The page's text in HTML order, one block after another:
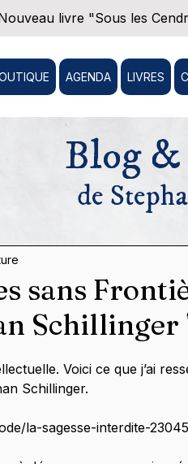
livre "Sous les
AGENDA LIVRES
Blog &
de
sans
Schillinger
Voici ce que j’ai
Schillinger.
la-sagesse-interdite-